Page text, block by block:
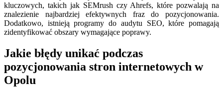
kluczowych, takich jak SEMrush czy Ahrefs, które pozwalają na
znalezienie najbardziej efektywnych fraz do pozycjonowania.
Dodatkowo, istnieją programy do audytu SEO, które pomagają
zidentyfikować obszary wymagające poprawy.
Jakie błędy unikać podczas
pozycjonowania stron internetowych w
Opolu